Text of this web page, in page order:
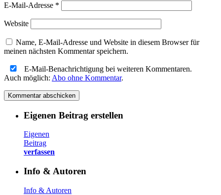
E-Mail-Adresse *
Website
Name, E-Mail-Adresse und Website in diesem Browser für
meinen nächsten Kommentar speichern.
E-Mail-Benachrichtigung bei weiteren Kommentaren.
Auch möglich: Abo ohne Kommentar.
Eigenen Beitrag erstellen
Eigenen
Beitrag
verfassen
Info & Autoren
Info & Autoren